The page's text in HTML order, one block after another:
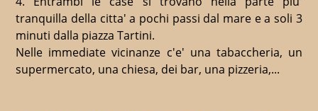
tranquilla della citta' a pochi passi dal mare e a soli 3
minuti dalla piazza Tartini.
Nelle immediate vicinanze c'e' una tabaccheria, un
supermercato, una chiesa, dei bar, una pizzeria,...